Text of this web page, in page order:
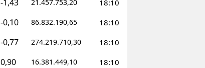
-1,43 21.457.753,20 18:10
-0,10 86.832.190,65 18:10
-0,77 274.219.710,30 18:10
0,90 16.381.449,10 18:10